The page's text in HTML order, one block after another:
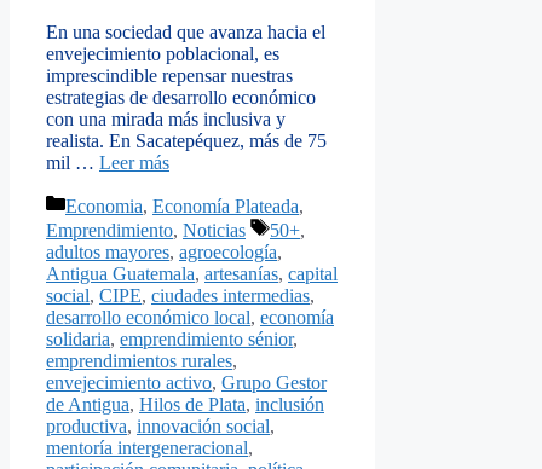
En una sociedad que avanza hacia el
envejecimiento poblacional, es
imprescindible repensar nuestras
estrategias de desarrollo económico
con una mirada más inclusiva y
realista. En Sacatepéquez, más de 75
mil … Leer más
Categorías
Economia, Economía Plateada,
Emprendimiento, Noticias Etiquetas
50+,
adultos mayores, agroecología,
Antigua Guatemala, artesanías, capital
social, CIPE, ciudades intermedias,
desarrollo económico local, economía
solidaria, emprendimiento sénior,
emprendimientos rurales,
envejecimiento activo, Grupo Gestor
de Antigua, Hilos de Plata, inclusión
productiva, innovación social,
mentoría intergeneracional,